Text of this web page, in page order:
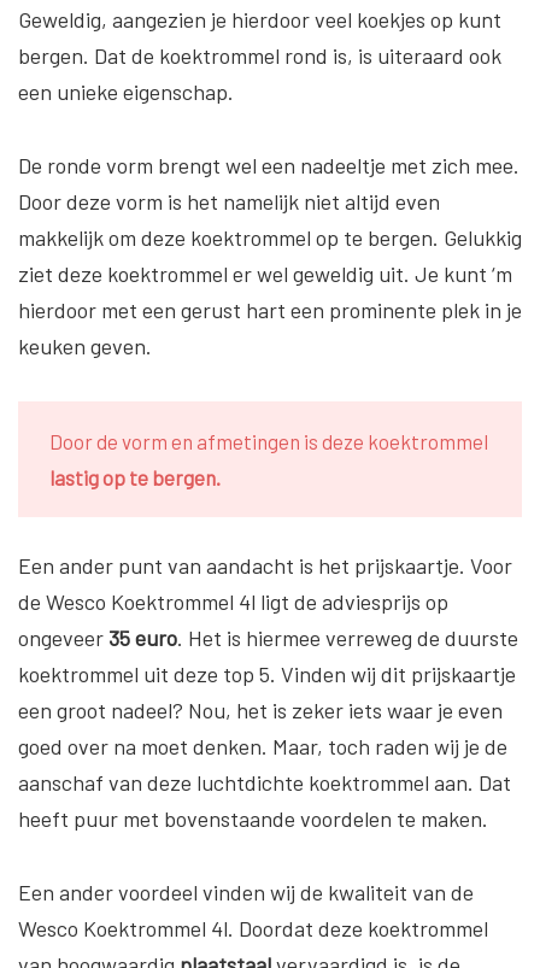
Geweldig, aangezien je hierdoor veel koekjes op kunt
bergen. Dat de koektrommel rond is, is uiteraard ook
een unieke eigenschap.
De ronde vorm brengt wel een nadeeltje met zich mee.
Door deze vorm is het namelijk niet altijd even
makkelijk om deze koektrommel op te bergen. Gelukkig
ziet deze koektrommel er wel geweldig uit. Je kunt ‘m
hierdoor met een gerust hart een prominente plek in je
keuken geven.
Door de vorm en afmetingen is deze koektrommel
lastig op te bergen.
Een ander punt van aandacht is het prijskaartje. Voor
de Wesco Koektrommel 4l ligt de adviesprijs op
ongeveer 35 euro. Het is hiermee verreweg de duurste
koektrommel uit deze top 5. Vinden wij dit prijskaartje
een groot nadeel? Nou, het is zeker iets waar je even
goed over na moet denken. Maar, toch raden wij je de
aanschaf van deze luchtdichte koektrommel aan. Dat
heeft puur met bovenstaande voordelen te maken.
Een ander voordeel vinden wij de kwaliteit van de
Wesco Koektrommel 4l. Doordat deze koektrommel